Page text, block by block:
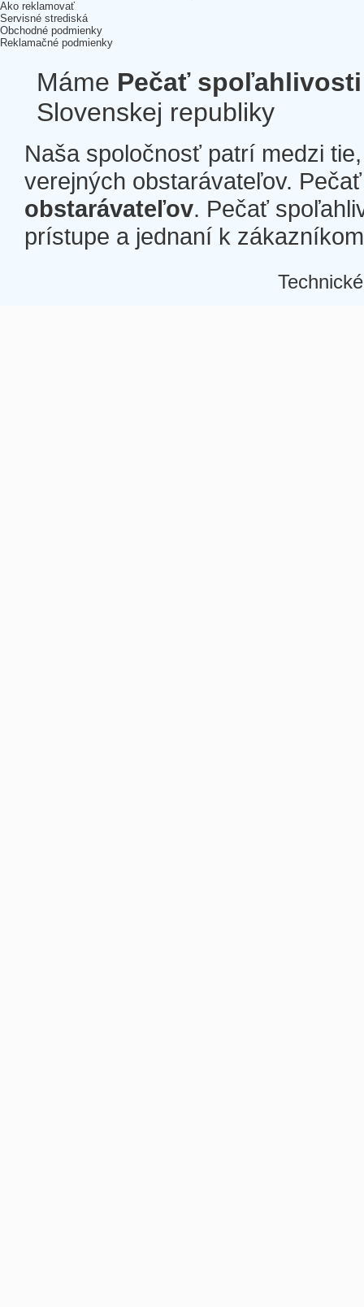
Ako reklamovať
Servisné strediská
Obchodné podmienky
Reklamačné podmienky
Máme Pečať spoľahlivosti
Slovenskej republiky
Naša spoločnosť patrí medzi
verejných obstarávateľov.
obstarávateľov. Pečať
prístupe a jednaní k